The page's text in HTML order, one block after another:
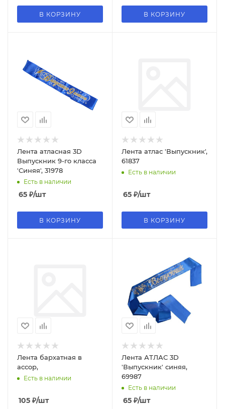
В КОРЗИНУ В КОРЗИНУ
Лента атласная 3D
Выпускник 9-го класса
'Синяя', 31978
Есть в наличии
65 ₽/шт
В КОРЗИНУ
Лента атлас 'Выпускник',
61837
Есть в наличии
65 ₽/шт
В КОРЗИНУ
Лента бархатная в
ассор,
Есть в наличии
105 ₽/шт
Лента АТЛАС 3D
'Выпускник' синяя,
69987
Есть в наличии
65 ₽/шт